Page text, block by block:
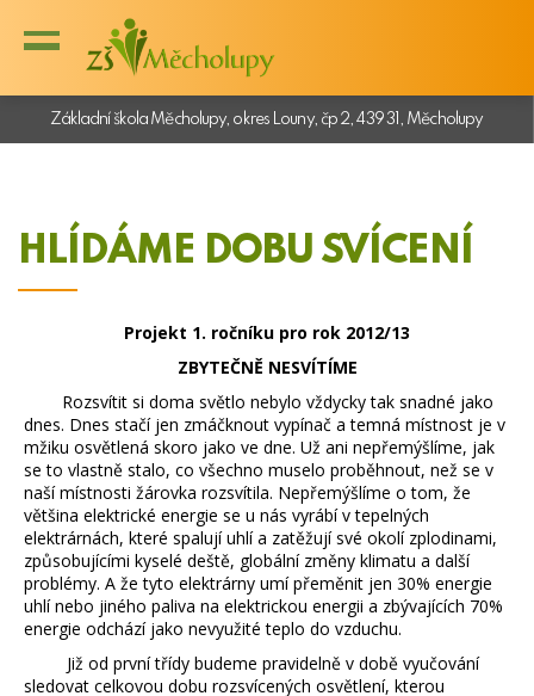
Základní škola Měcholupy, okres Louny, čp 2, 439 31, Měcholupy
HLÍDÁME DOBU SVÍCENÍ
Projekt 1. ročníku pro rok 2012/13
ZBYTEČNĚ NESVÍTÍME
Rozsvítit si doma světlo nebylo vždycky tak snadné jako
dnes. Dnes stačí jen zmáčknout vypínač a temná místnost je v
mžiku osvětlená skoro jako ve dne. Už ani nepřemýšlíme, jak
se to vlastně stalo, co všechno muselo proběhnout, než se v
naší místnosti žárovka rozsvítila. Nepřemýšlíme o tom, že
většina elektrické energie se u nás vyrábí v tepelných
elektrárnách, které spalují uhlí a zatěžují své okolí zplodinami,
způsobujícími kyselé deště, globální změny klimatu a další
problémy. A že tyto elektrárny umí přeměnit jen 30% energie
uhlí nebo jiného paliva na elektrickou energii a zbývajících 70%
energie odchází jako nevyužité teplo do vzduchu.
Již od první třídy budeme pravidelně v době vyučování
sledovat celkovou dobu rozsvícených osvětlení, kterou